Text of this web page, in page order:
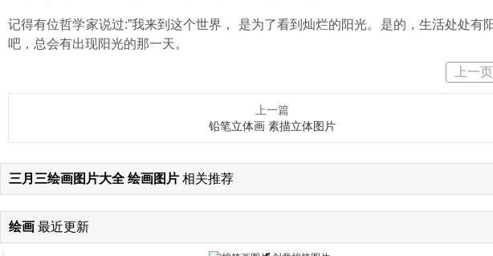
记得有位哲学家说过:”我来到这个世界， 是为了看到灿烂的阳光。是的，生活处处
吧，总会有出现阳光的那一天。
上一页
上一篇
铅笔立体画 素描立体图片
三月三绘画图片大全 绘画图片 相关推荐
绘画 最近更新